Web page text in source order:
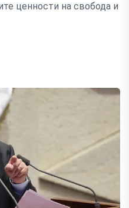
ценности на свобода и